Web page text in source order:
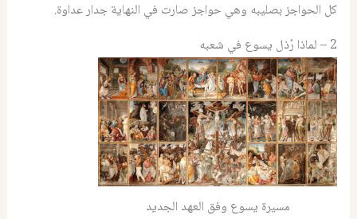
كل الحواجز بصليبه وهي حواجز صارت في النهاية جدار عداوة.
2 – لماذا رُذل يسوع في شعبه
مسيرة يسوع وفق العهد الجديد